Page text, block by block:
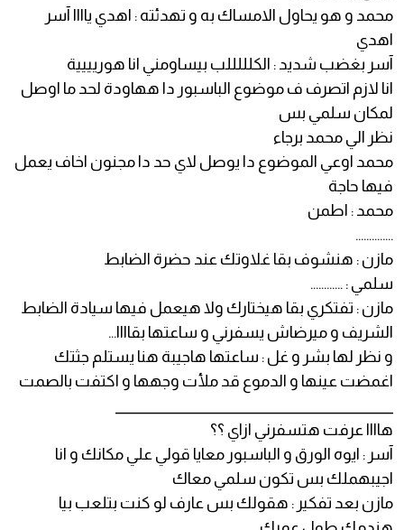
محمد و هو يحاول الامساك به و تهدئته : اهدي ياااا آسر
اهدي
آسر بغضب شديد : الكلللللب بيساومني انا هوريييية
انا لازم اتصرف ف موضوع الباسبور دا ههاودة لحد ما اوصل
لمكان سلمي بس
نظر الي محمد برجاء
محمد اوعي الموضوع دا يوصل لاي حد دا مجنون اخاف يعمل
فيها حاجة
محمد : اطمن
..............
مازن : هنشوف بقا غلاوتك عند حضرة الضابط
سلمي : ............
مازن : تفتكري بقا هيختارك ولا هيعمل فيها سيادة الضابط
الشريف و ميرضاش يسفرني و ساعتها بقاااا...
و نظر لها بشر و غل : ساعتها هاجيبة هنا يستلم جثتك
اغمضت عينها و الدموع قد ملأت وجهها و اكتفت بالصمت
هاااا عرفت هتسفرني ازاي ؟؟
آسر : ايوه الورق و الباسبور معايا قولي علي مكانك و انا
اجيبهملك بس تكون سلمي معاك
مازن بعد تفكير : هقولك بس عارف لو كنت بتلعب بيا